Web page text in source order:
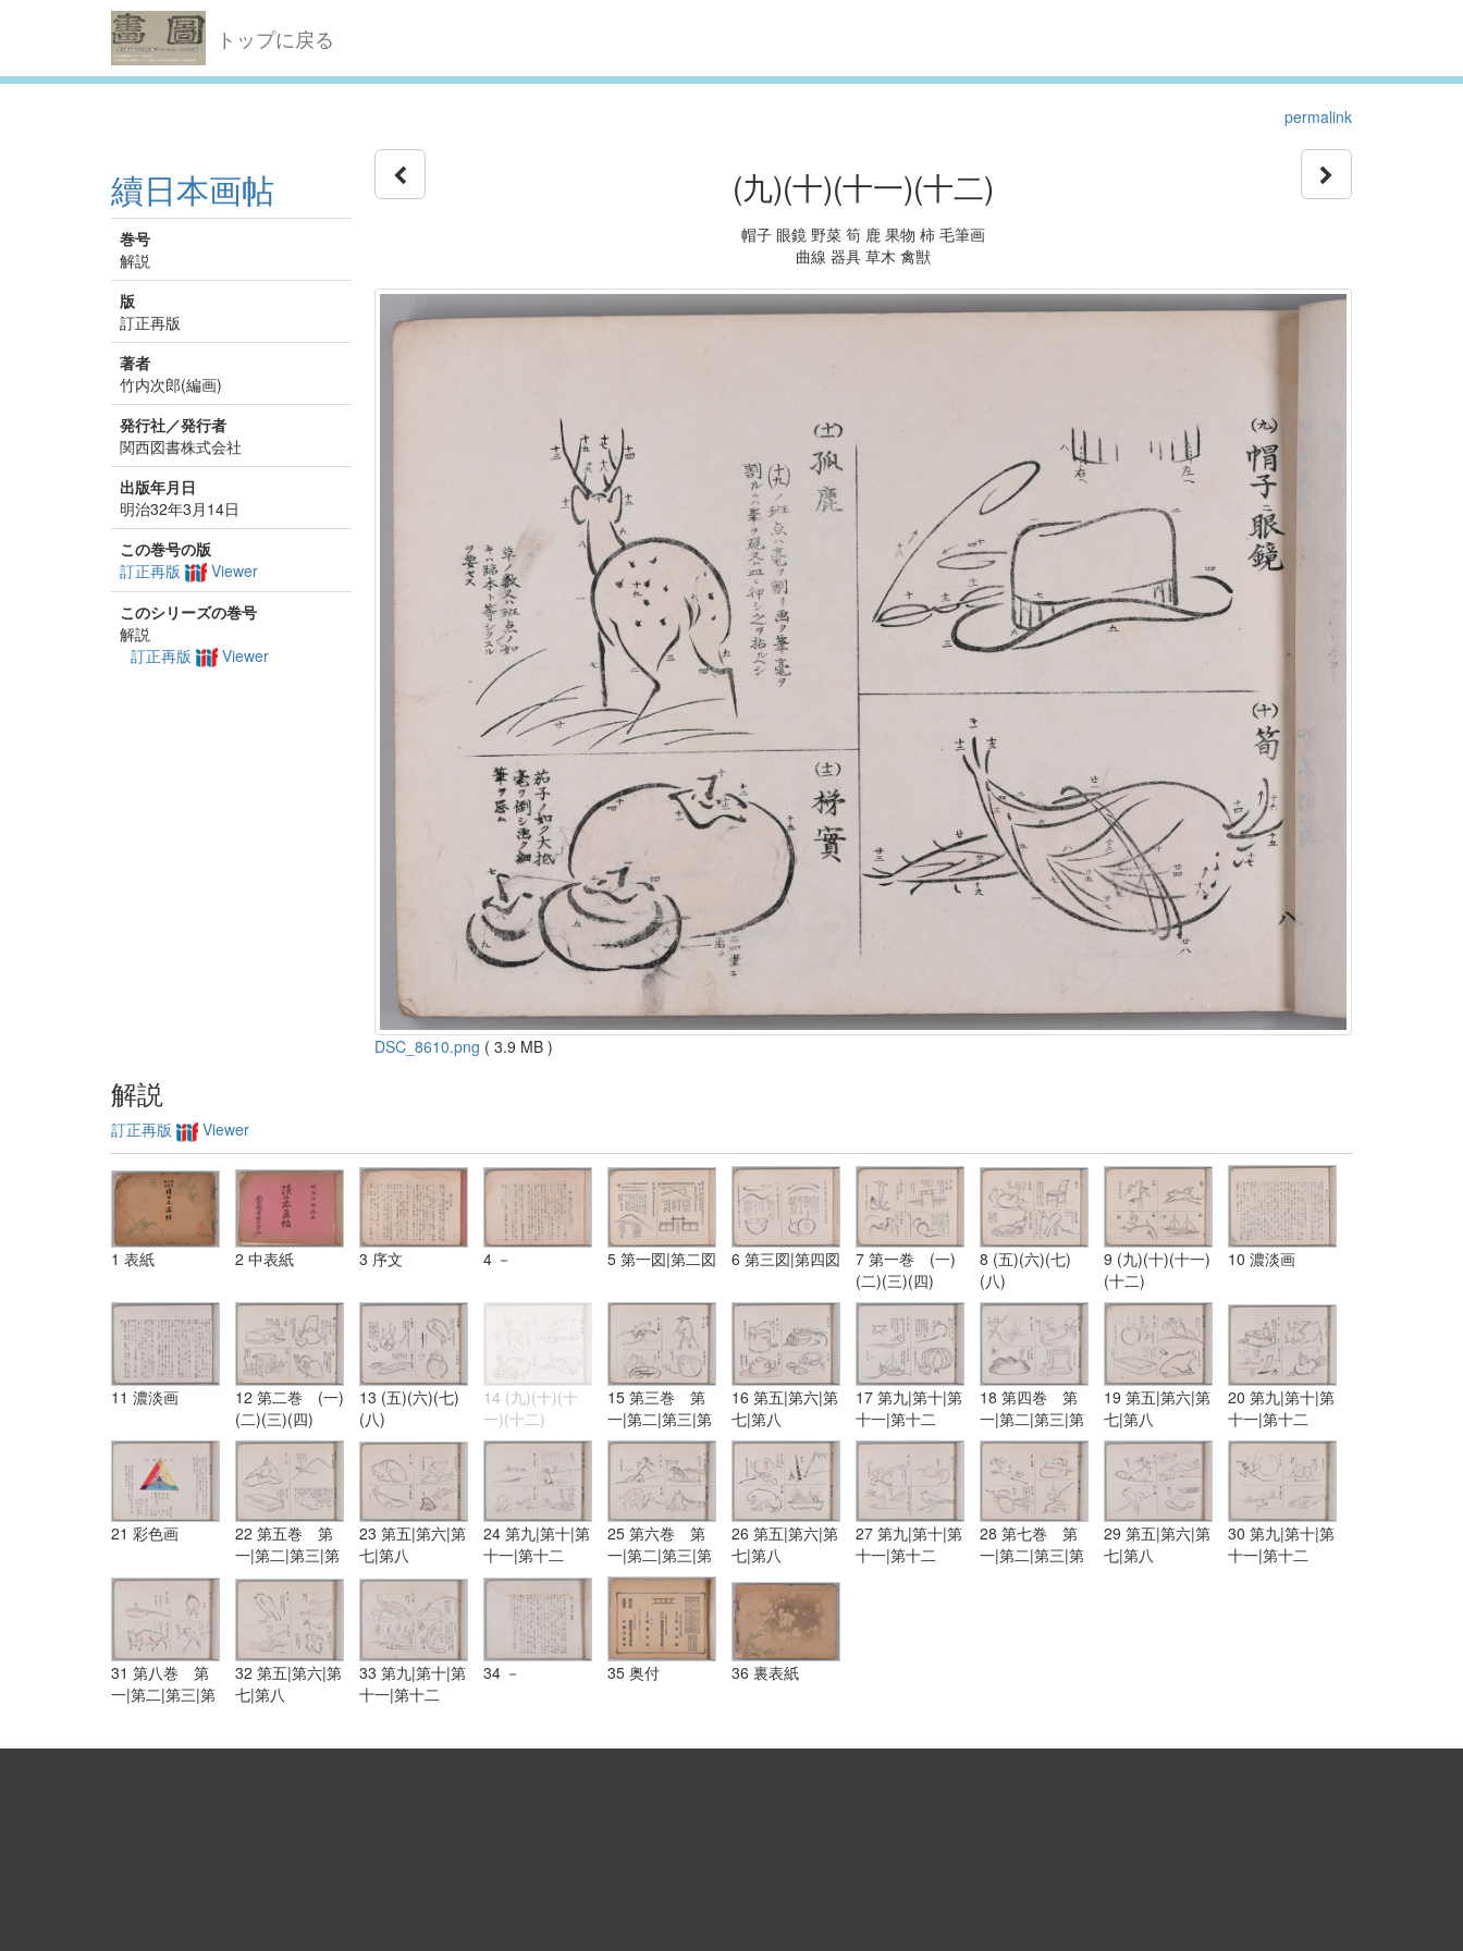
トップに戻る
permalink
續日本画帖
巻号
解説
版
訂正再版
著者
竹内次郎(編画)
発行社／発行者
関西図書株式会社
出版年月日
明治32年3月14日
この巻号の版
訂正再版
Viewer
このシリーズの巻号
解説
訂正再版
Viewer
(九)(十)(十一)(十二)
帽子 眼鏡 野菜 筍 鹿 果物 柿 毛筆画
曲線 器具 草木 禽獣
DSC_8610.png ( 3.9 MB )
解説
訂正再版 Viewer
1 表紙 2 中表紙 3 序文 4 － 5 第一図|第二図 6 第三図|第四図
7 第一巻 (一)
(二)(三)(四)
8 (五)(六)(七)
(八)
9 (九)(十)(十一)
(十二)
10 濃淡画
11 濃淡画
12 第二巻 (一)
(二)(三)(四)
13 (五)(六)(七)
(八)
14 (九)(十)(十
一)(十二)
15 第三巻 第
一|第二|第三|第
四
16 第五|第六|第
七|第八
17 第九|第十|第
十一|第十二
18 第四巻 第
一|第二|第三|第
四
19 第五|第六|第
七|第八
20 第九|第十|第
十一|第十二
21 彩色画
22 第五巻 第
一|第二|第三|第
四
23 第五|第六|第
七|第八
24 第九|第十|第
十一|第十二
25 第六巻 第
一|第二|第三|第
四
26 第五|第六|第
七|第八
27 第九|第十|第
十一|第十二
28 第七巻 第
一|第二|第三|第
29 第五|第六|第
七|第八
30 第九|第十|第
十一|第十二
31 第八巻 第
一|第二|第三|第
32 第五|第六|第
七|第八
33 第九|第十|第
十一|第十二
34 － 35 奥付 36 裏表紙